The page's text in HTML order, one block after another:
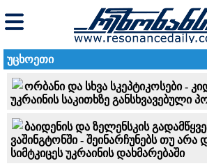
უცხოეთი
ორბანი და სხვა სკეპტიკოსები -
უკრაინის საკითხზე განსხვავებული
ბაიდენის და ზელენსკის
ვაშინგტონში - შეინარჩუნებს თუ არა
სიმტკიცეს უკრაინის დახმარებაში